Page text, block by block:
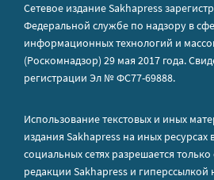
Сетевое издание Sakhapress
Федеральной службе по надзору в
информационных технологий и
(Роскомнадзор) 29 мая 2017 года.
регистрации Эл № ФС77-69888.
Использование текстовых и иных
издания Sakhapress на иных ресурсах
социальных сетях разрешается
редакции Sakhapress и гиперссылкой